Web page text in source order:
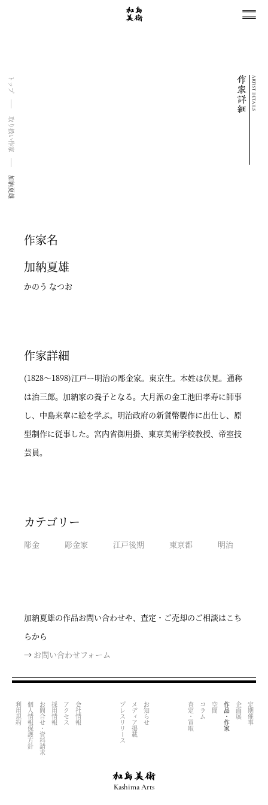
トップ
取り扱い作家
加納夏雄
ARTIST DETAILS
作家名
加納夏雄
かのう なつお
作家詳細
(1828～1898)江戸ー明治の彫金家。東京生。本姓は伏見。通称
は治三郎。加納家の養子となる。大月派の金工池田孝寿に師事
し、中島来章に絵を学ぶ。明治政府の新貨幣製作に出仕し、原
型制作に従事した。宮内省御用掛、東京美術学校教授、帝室技
芸員。
カテゴリー
彫金 彫金家 江戸後期 東京都 明治
加納夏雄の作品お問い合わせや、査定・ご売却のご相談はこち
らから
→ お問い合わせフォーム
定期催事
企画展
作品・作家
空間
コラム
査定・買取
お知らせ
メディア掲載
プレスリリース
会社情報
アクセス
採用情報
お問合せ・資料請求
個人情報保護方針
利用規約
Kashima Arts